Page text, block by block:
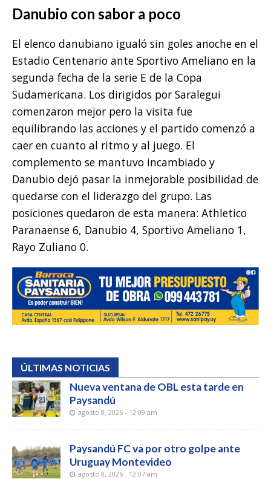
Danubio con sabor a poco
El elenco danubiano igualó sin goles anoche en el
Estadio Centenario ante Sportivo Ameliano en la
segunda fecha de la serie E de la Copa
Sudamericana. Los dirigidos por Saralegui
comenzaron mejor pero la visita fue
equilibrando las acciones y el partido comenzó a
caer en cuanto al ritmo y al juego. El
complemento se mantuvo incambiado y
Danubio dejó pasar la inmejorable posibilidad de
quedarse con el liderazgo del grupo. Las
posiciones quedaron de esta manera: Athletico
Paranaense 6, Danubio 4, Sportivo Ameliano 1,
Rayo Zuliano 0.
ÚLTIMAS NOTICIAS
Nueva ventana de OBL esta tarde en
Paysandú
agosto 8, 2026 - 12:09 am
Paysandú FC va por otro golpe ante
Uruguay Montevideo
agosto 8, 2026 - 12:07 am